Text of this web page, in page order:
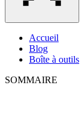
Accueil
Blog
Boîte à outils
SOMMAIRE